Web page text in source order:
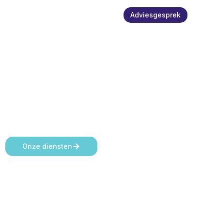
Adviesgesprek
Onze diensten